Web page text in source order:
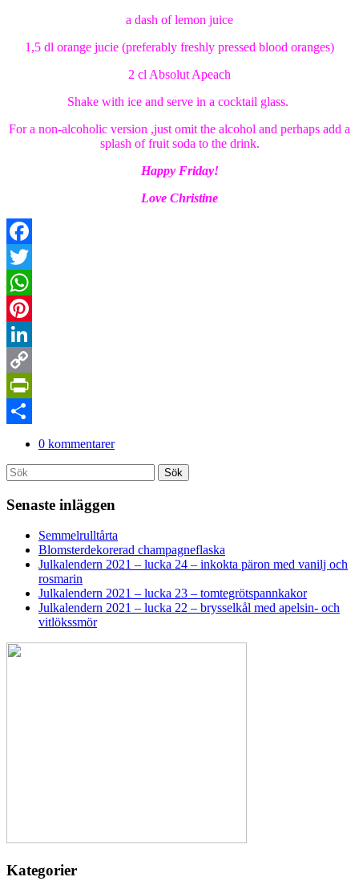
a dash of lemon juice
1,5 dl orange jucie (preferably freshly pressed blood oranges)
2 cl Absolut Apeach
Shake with ice and serve in a cocktail glass.
For a non-alcoholic version ,just omit the alcohol and perhaps add a
splash of fruit soda to the drink.
Happy Friday!
Love Christine
Facebook
Twitter
WhatsApp
Pinterest
LinkedIn
Copy
Link
PrintFriendly
0 kommentarer
Search
for:
Sök
Senaste inläggen
Semmelrulltårta
Blomsterdekorerad champagneflaska
Julkalendern 2021 – lucka 24 – inkokta päron med vanilj och
rosmarin
Julkalendern 2021 – lucka 23 – tomtegrötspannkakor
Julkalendern 2021 – lucka 22 – brysselkål med apelsin- och
vitlökssmör
Kategorier